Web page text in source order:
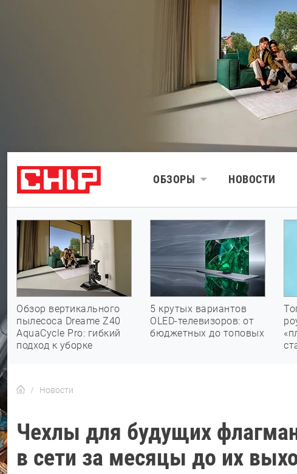
ОБЗОРЫ НОВОСТИ
Обзор вертикального
пылесоса Dreame Z40
AquaCycle Pro: гибкий
подход к уборке
5 крутых вариантов
OLED-телевизоров: от
бюджетных до топовых
Новости
Чехлы для будущих
в сети за месяцы до их